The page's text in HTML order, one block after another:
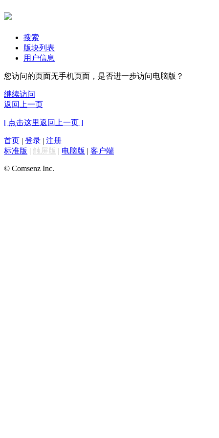
搜索
版块列表
用户信息
您访问的页面无手机页面，是否进一步访问电脑版？
继续访问
返回上一页
[ 点击这里返回上一页 ]
首页 | 登录 | 注册
标准版 | 触屏版 | 电脑版 | 客户端
© Comsenz Inc.